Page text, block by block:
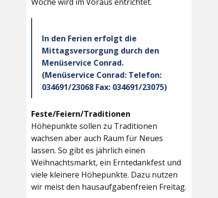
In den Ferien erfolgt die
Mittagsversorgung durch den
Menüservice Conrad.
(Menüservice Conrad: Telefon:
034691/23068 Fax: 034691/23075)
Feste/Feiern/Traditionen
Höhepunkte sollen zu Traditionen
wachsen aber auch Raum für Neues
lassen. So gibt es jährlich einen
Weihnachtsmarkt, ein Erntedankfest und
viele kleinere Höhepunkte. Dazu nutzen
wir meist den hausaufgabenfreien Freitag.